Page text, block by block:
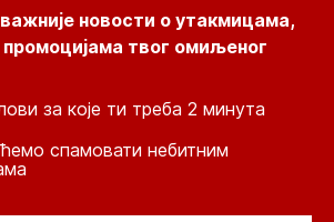
новости о утакмицама,
твог омиљеног
за које ти треба 2 минута
спамовати небитним